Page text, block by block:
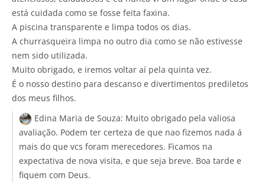
está cuidada como se fosse feita faxina.
A piscina transparente e limpa todos os dias.
A churrasqueira limpa no outro dia como se não estivesse
nem sido utilizada.
Muito obrigado, e iremos voltar aí pela quinta vez.
É o nosso destino para descanso e divertimentos prediletos
dos meus filhos.
Edina Maria de Souza: Muito obrigado pela valiosa
avaliação. Podem ter certeza de que nao fizemos nada á
mais do que vcs foram merecedores. Ficamos na
expectativa de nova visita, e que seja breve. Boa tarde e
fiquem com Deus.